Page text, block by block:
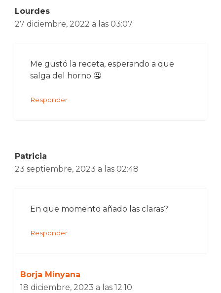
Lourdes
27 diciembre, 2022 a las 03:07
Me gustó la receta, esperando a que
salga del horno 🤤
Responder
Patricia
23 septiembre, 2023 a las 02:48
En que momento añado las claras?
Responder
Borja Minyana
18 diciembre, 2023 a las 12:10